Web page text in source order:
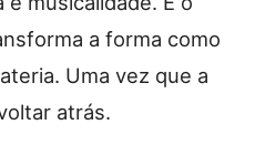
a forma como
Uma vez que a
atrás.